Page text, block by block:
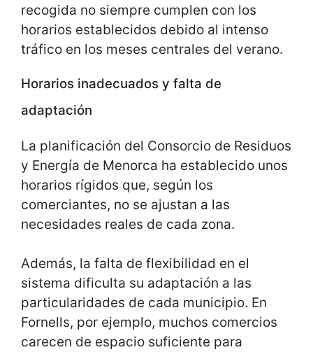
recogida no siempre cumplen con los
horarios establecidos debido al intenso
tráfico en los meses centrales del verano.
Horarios inadecuados y falta de
adaptación
La planificación del Consorcio de Residuos
y Energía de Menorca ha establecido unos
horarios rígidos que, según los
comerciantes, no se ajustan a las
necesidades reales de cada zona.
Además, la falta de flexibilidad en el
sistema dificulta su adaptación a las
particularidades de cada municipio. En
Fornells, por ejemplo, muchos comercios
carecen de espacio suficiente para